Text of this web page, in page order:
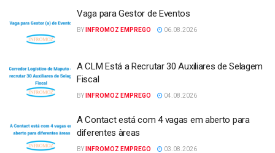
Vaga para Gestor de Eventos
BY INFROMOZ EMPREGO 06.08.2026
A CLM Está a Recrutar 30 Auxiliares de Selagem
Fiscal
BY INFROMOZ EMPREGO 04.08.2026
A Contact está com 4 vagas em aberto para
diferentes àreas
BY INFROMOZ EMPREGO 03.08.2026